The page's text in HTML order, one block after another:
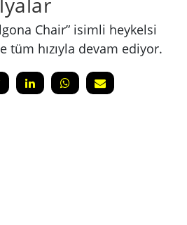
Chair” isimli heykelsi
tüm hızıyla devam ediyor.